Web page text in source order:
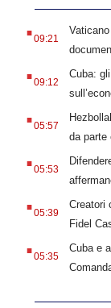
.09:21
.09:12
Cuba:
.05:57
da parte
.05:53
.05:39
Creatori
Fidel
.05:35
Cuba e